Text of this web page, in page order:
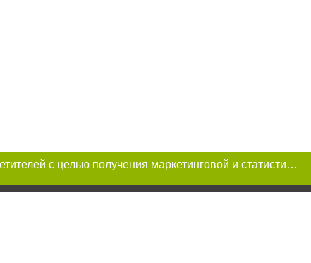
Этот сайт использует «cookies». Также сайт использует интернет-сервис для сбора технических данных касательно посетителей с целью получения маркетинговой и статистической информации. Условия обработки данных посетителей сайта см.